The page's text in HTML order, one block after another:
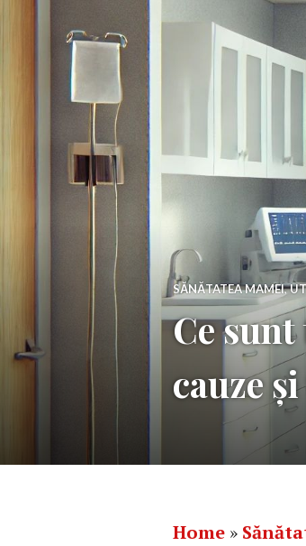
SĂNĂTATEA MAMEI,
Ce
cauze
Home »